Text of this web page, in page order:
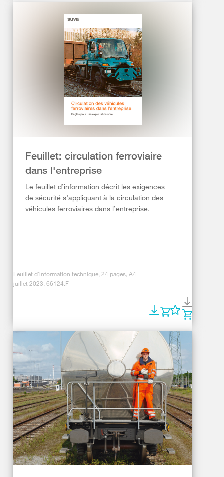
Feuillet: circulation ferroviaire
dans l'entreprise
Le feuillet d’information décrit les exigences
de sécurité s’appliquant à la circulation des
véhicules ferroviaires dans l’entreprise.
Feuillet d'information technique, 24 pages, A4
juillet 2023, 66124.F